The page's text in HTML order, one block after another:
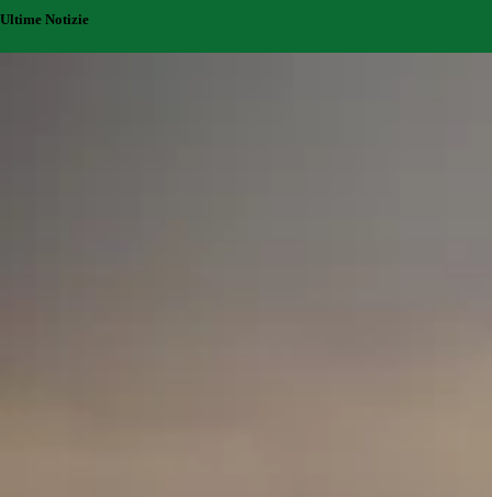
Ultime Notizie